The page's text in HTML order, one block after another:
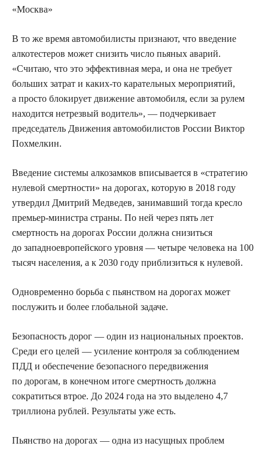
«Москва»
В то же время автомобилисты признают, что введение
алкотестеров может снизить число пьяных аварий.
«Считаю, что это эффективная мера, и она не требует
больших затрат и каких-то карательных мероприятий,
а просто блокирует движение автомобиля, если за рулем
находится нетрезвый водитель», — подчеркивает
председатель Движения автомобилистов России Виктор
Похмелкин.
Введение системы алкозамков вписывается в «стратегию
нулевой смертности» на дорогах, которую в 2018 году
утвердил Дмитрий Медведев, занимавший тогда кресло
премьер-министра страны. По ней через пять лет
смертность на дорогах России должна снизиться
до западноевропейского уровня — четыре человека на 100
тысяч населения, а к 2030 году приблизиться к нулевой.
Одновременно борьба с пьянством на дорогах может
послужить и более глобальной задаче.
Безопасность дорог — один из национальных проектов.
Среди его целей — усиление контроля за соблюдением
ПДД и обеспечение безопасного передвижения
по дорогам, в конечном итоге смертность должна
сократиться втрое. До 2024 года на это выделено 4,7
триллиона рублей. Результаты уже есть.
Пьянство на дорогах — одна из насущных проблем